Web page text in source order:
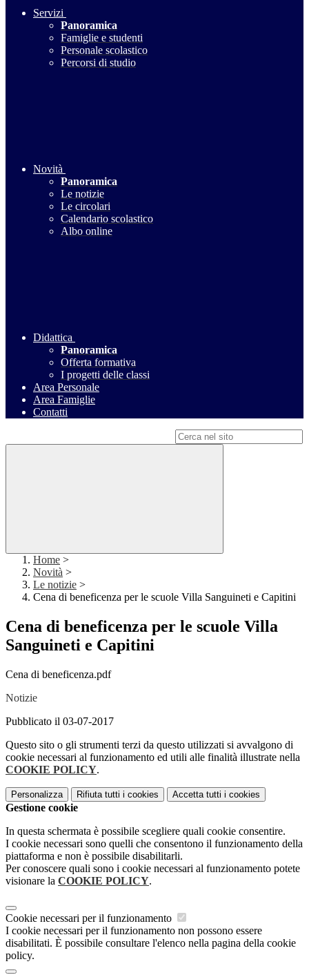
Servizi
Panoramica
Famiglie e studenti
Personale scolastico
Percorsi di studio
Novità
Panoramica
Le notizie
Le circolari
Calendario scolastico
Albo online
Didattica
Panoramica
Offerta formativa
I progetti delle classi
Area Personale
Area Famiglie
Contatti
Home >
Novità >
Le notizie >
Cena di beneficenza per le scuole Villa Sanguineti e Capitini
Cena di beneficenza per le scuole Villa
Sanguineti e Capitini
Cena di beneficenza.pdf
Notizie
Pubblicato il 03-07-2017
Questo sito o gli strumenti terzi da questo utilizzati si avvalgono di
cookie necessari al funzionamento ed utili alle finalità illustrate nella
COOKIE POLICY.
Personalizza Rifiuta tutti i cookies Accetta tutti i cookies
Gestione cookie
In questa schermata è possibile scegliere quali cookie consentire.
I cookie necessari sono quelli che consentono il funzionamento della
piattaforma e non è possibile disabilitarli.
Per conoscere quali sono i cookie necessari al funzionamento potete
visionare la COOKIE POLICY.
Cookie necessari per il funzionamento
I cookie necessari per il funzionamento non possono essere
disabilitati. È possibile consultare l'elenco nella pagina della cookie
policy.